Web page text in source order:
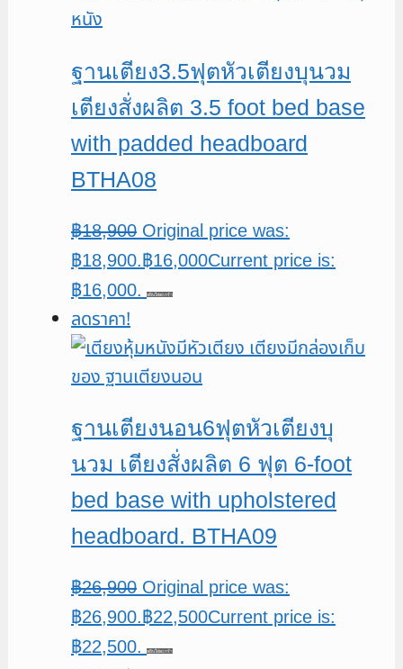
ฐานเตียง3.5ฟุตหัวเตียงบุนวม
เตียงสั่งผลิต 3.5 foot bed base
with padded headboard
BTHA08
฿18,900 Original price was:
฿18,900.฿16,000Current price is:
฿16,000.
หยิบใส่ตะกร้า
ลดราคา!
ฐานเตียงนอน6ฟุตหัวเตียงบุ
นวม เตียงสั่งผลิต 6 ฟุต 6-foot
bed base with upholstered
headboard. BTHA09
฿26,900 Original price was:
฿26,900.฿22,500Current price is:
฿22,500.
หยิบใส่ตะกร้า